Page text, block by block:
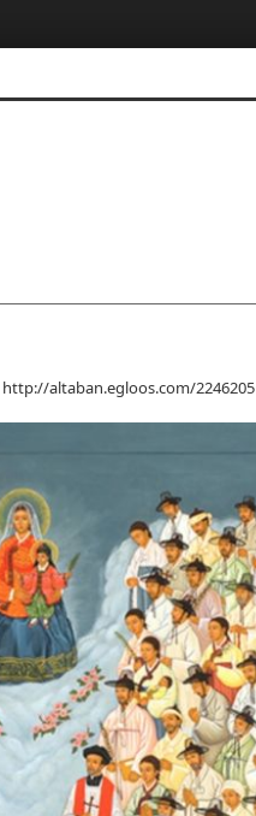
http://altaban.egloos.com/2246205